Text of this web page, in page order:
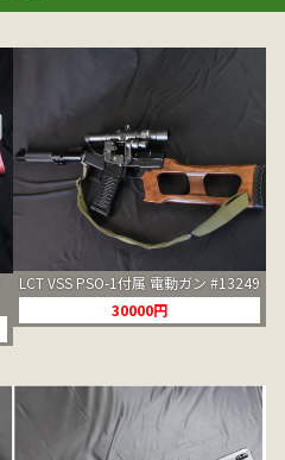
LCT VSS PSO-1付属 電動ガン #13249
30000円